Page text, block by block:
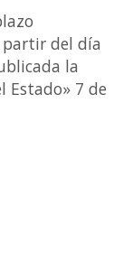
partir del día
la
Estado» 7 de